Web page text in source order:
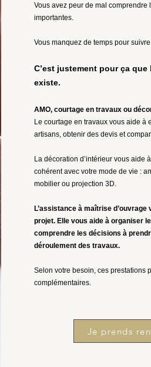
Vous avez peur de mal comprendre
importantes.
Vous manquez de temps pour
C’est justement pour ça que
existe.
AMO, courtage en travaux ou
Le courtage en travaux vous aide à
artisans, obtenir des devis et
La décoration d’intérieur vous aide
cohérent avec votre mode de vie :
mobilier ou projection 3D.
L’assistance à maîtrise
projet. Elle vous aide à organiser
comprendre les décisions à
déroulement des travaux.
Selon votre besoin, ces prestations
complémentaires.
Je prends